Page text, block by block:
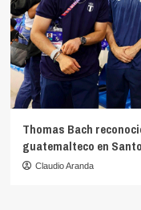
Thomas Bach
guatemalteco en
Claudio Aranda